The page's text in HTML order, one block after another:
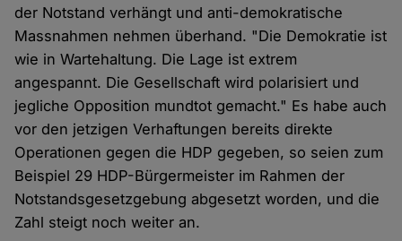
der Notstand verhängt und anti-demokratische
Massnahmen nehmen überhand. "Die Demokratie ist
wie in Wartehaltung. Die Lage ist extrem
angespannt. Die Gesellschaft wird polarisiert und
jegliche Opposition mundtot gemacht." Es habe auch
vor den jetzigen Verhaftungen bereits direkte
Operationen gegen die HDP gegeben, so seien zum
Beispiel 29 HDP-Bürgermeister im Rahmen der
Notstandsgesetzgebung abgesetzt worden, und die
Zahl steigt noch weiter an.